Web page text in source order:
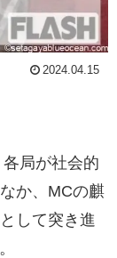
2024.04.15
局が社会的
か、MCの麒
して突き進